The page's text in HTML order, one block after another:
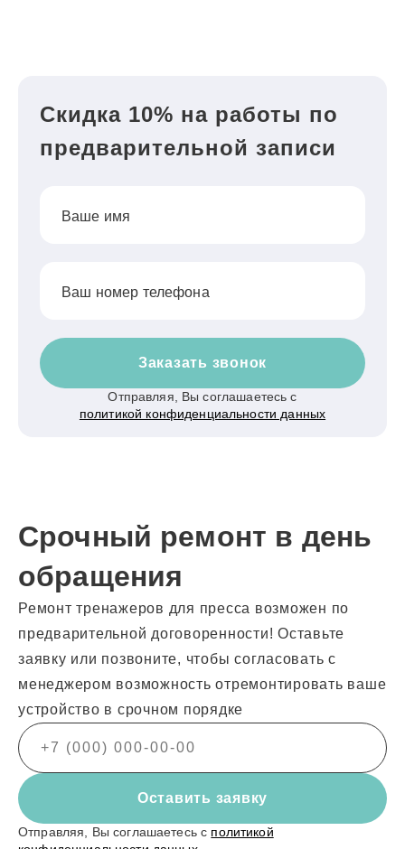
Скидка 10% на работы по
предварительной записи
Ваше имя
Ваш номер телефона
Заказать звонок
Отправляя, Вы соглашаетесь с
политикой конфиденциальности данных
Срочный ремонт в день
обращения
Ремонт тренажеров для пресса возможен по
предварительной договоренности! Оставьте
заявку или позвоните, чтобы согласовать с
менеджером возможность отремонтировать ваше
устройство в срочном порядке
Оставить заявку
Отправляя, Вы соглашаетесь с политикой